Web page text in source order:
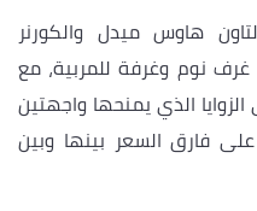
هاوس ميدل والكورنر
، وكلاهما يضم 3 غرف نوم وغرفة للمربية، مع
الذي يمنحها واجهتين
فارق السعر بينها وبين